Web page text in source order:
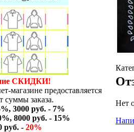
СКИДКИ!
магазине предоставляется
суммы заказа.
3000 руб. - 7%
8000 руб. - 15%
руб. - 20%
Нет